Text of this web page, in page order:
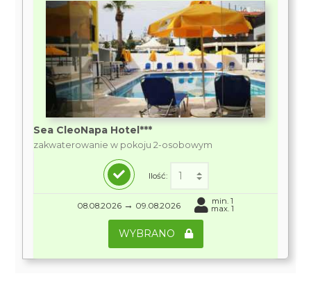
Sea CleoNapa Hotel***
zakwaterowanie w pokoju 2-osobowym
Ilość:
08.08.2026 → 09.08.2026 min. 1
max. 1
WYBRANO